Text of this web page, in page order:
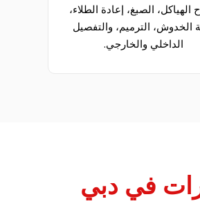
الهياكل، الصبغ، إعادة الطلاء،
الخدوش، الترميم، والتفصيل
الداخلي والخارجي.
في دبي